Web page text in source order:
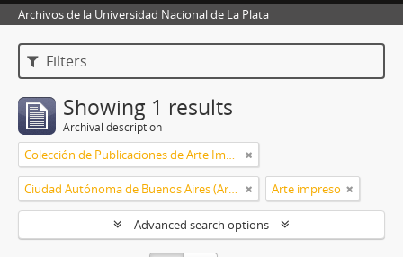
Archivos de la Universidad Nacional de La Plata
Filters
Showing 1 results
Archival description
Colección de Publicaciones de Arte Impreso
Ciudad Autónoma de Buenos Aires (Argentina) Arte impreso
Advanced search options